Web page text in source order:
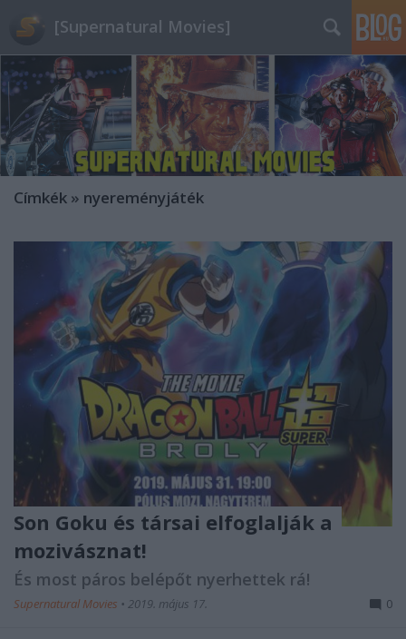
[Supernatural Movies]
Címkék » nyereményjáték
Son Goku és társai elfoglalják a
mozivásznat!
És most páros belépőt nyerhettek rá!
Supernatural Movies • 2019. május 17. 0